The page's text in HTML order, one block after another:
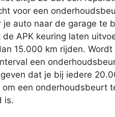
voor een
je auto naar de garage te
APK keuring laten
15.000 km rijden.
een
dat je bij iedere
een onderhoudsbeurt
is.